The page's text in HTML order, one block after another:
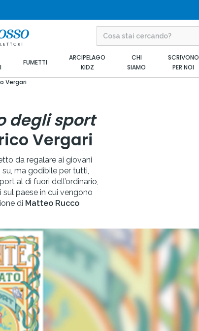
FUMETTI
ARCIPELAGO
KIDZ
CHI
SIAMO
SCRIVONO
PER NOI
Vergari
degli sport
Vergari
da regalare ai giovani
ma godibile per tutti,
al di fuori dell’ordinario,
paese in cui vengono
di Matteo Rucco